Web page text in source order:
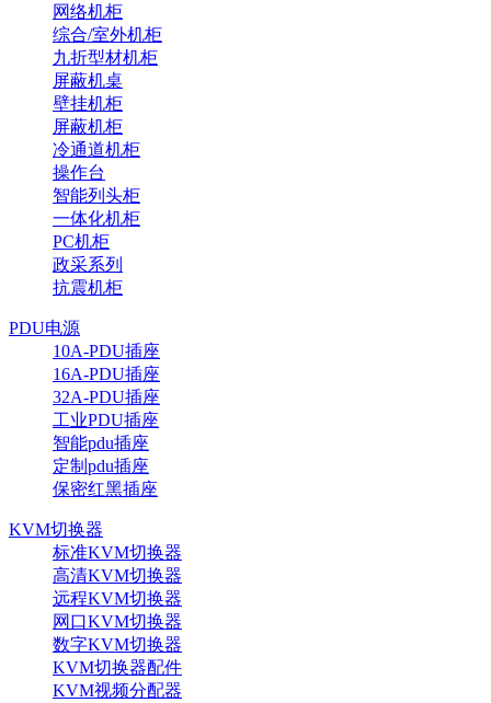
网络机柜
综合/室外机柜
九折型材机柜
屏蔽机桌
壁挂机柜
屏蔽机柜
冷通道机柜
操作台
智能列头柜
一体化机柜
PC机柜
政采系列
抗震机柜
PDU电源
10A-PDU插座
16A-PDU插座
32A-PDU插座
工业PDU插座
智能pdu插座
定制pdu插座
保密红黑插座
KVM切换器
标准KVM切换器
高清KVM切换器
远程KVM切换器
网口KVM切换器
数字KVM切换器
KVM切换器配件
KVM视频分配器